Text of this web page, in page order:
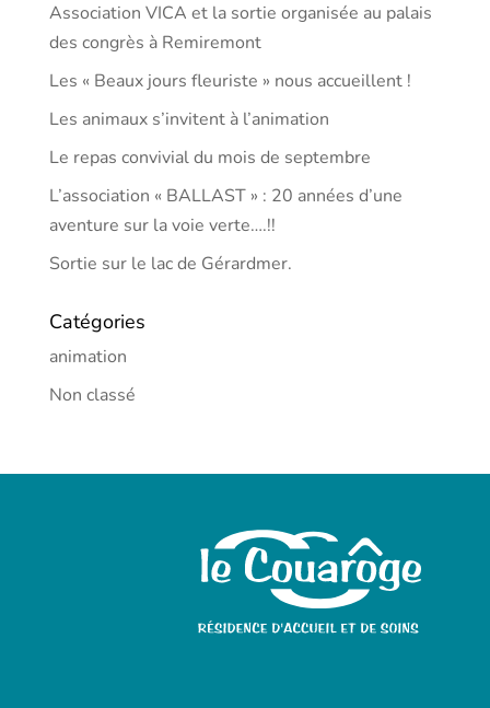
Association VICA et la sortie organisée au palais
des congrès à Remiremont
Les « Beaux jours fleuriste » nous accueillent !
Les animaux s’invitent à l’animation
Le repas convivial du mois de septembre
L’association « BALLAST » : 20 années d’une
aventure sur la voie verte….!!
Sortie sur le lac de Gérardmer.
Catégories
animation
Non classé